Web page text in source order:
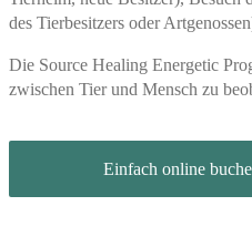
des Tierbesitzers oder
Die Source Healing Energetic
zwischen Tier und Mensch zu
Einfach online